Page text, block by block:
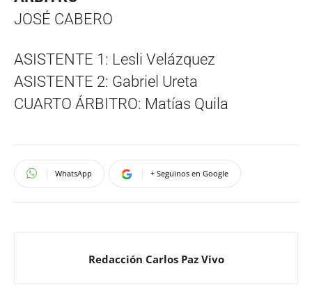
JOSÉ CABERO
ASISTENTE 1: Lesli Velázquez
ASISTENTE 2: Gabriel Ureta
CUARTO ÁRBITRO: Matías Quila
WhatsApp + Seguinos en Google
Redacción Carlos Paz Vivo